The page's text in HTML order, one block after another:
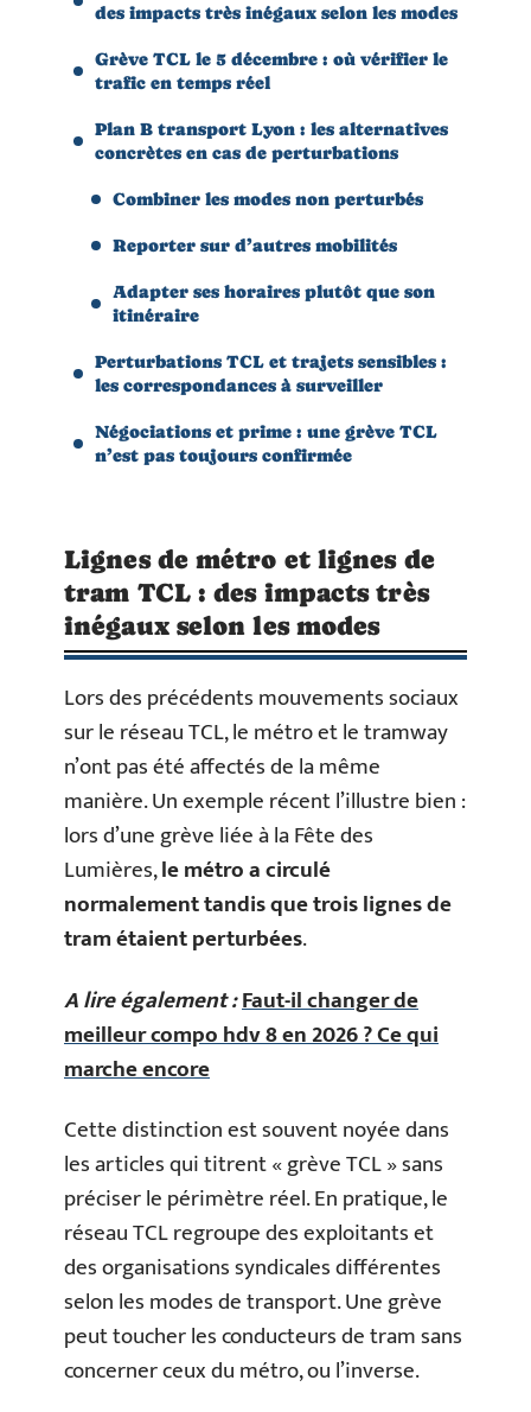
des impacts très inégaux selon les modes
Grève TCL le 5 décembre : où vérifier le
trafic en temps réel
Plan B transport Lyon : les alternatives
concrètes en cas de perturbations
Combiner les modes non perturbés
Reporter sur d’autres mobilités
Adapter ses horaires plutôt que son
itinéraire
Perturbations TCL et trajets sensibles :
les correspondances à surveiller
Négociations et prime : une grève TCL
n’est pas toujours confirmée
Lignes de métro et lignes de
tram TCL : des impacts très
inégaux selon les modes
Lors des précédents mouvements sociaux
sur le réseau TCL, le métro et le tramway
n’ont pas été affectés de la même
manière. Un exemple récent l’illustre bien :
lors d’une grève liée à la Fête des
Lumières,le métro a circulé
normalement tandis que trois lignes de
tram étaient perturbées.
A lire également :Faut-il changer de
meilleur compo hdv 8 en 2026 ? Ce qui
marche encore
Cette distinction est souvent noyée dans
les articles qui titrent « grève TCL » sans
préciser le périmètre réel. En pratique, le
réseau TCL regroupe des exploitants et
des organisations syndicales différentes
selon les modes de transport. Une grève
peut toucher les conducteurs de tram sans
concerner ceux du métro, ou l’inverse.